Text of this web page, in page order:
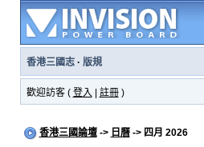
香港三國志· 版規
歡迎訪客 ( 登入 註冊)
香港三國論壇-> 日曆-> 四月 2026